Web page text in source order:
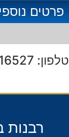
פרטים
טלפון: 02-6516527
רבנות